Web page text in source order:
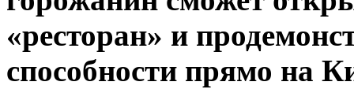
«ресторан» и
способности прямо на